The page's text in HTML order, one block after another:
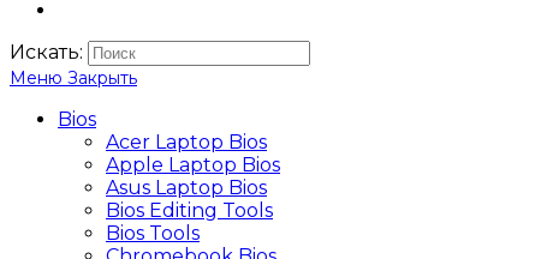
Искать:
Меню Закрыть
Bios
Acer Laptop Bios
Apple Laptop Bios
Asus Laptop Bios
Bios Editing Tools
Bios Tools